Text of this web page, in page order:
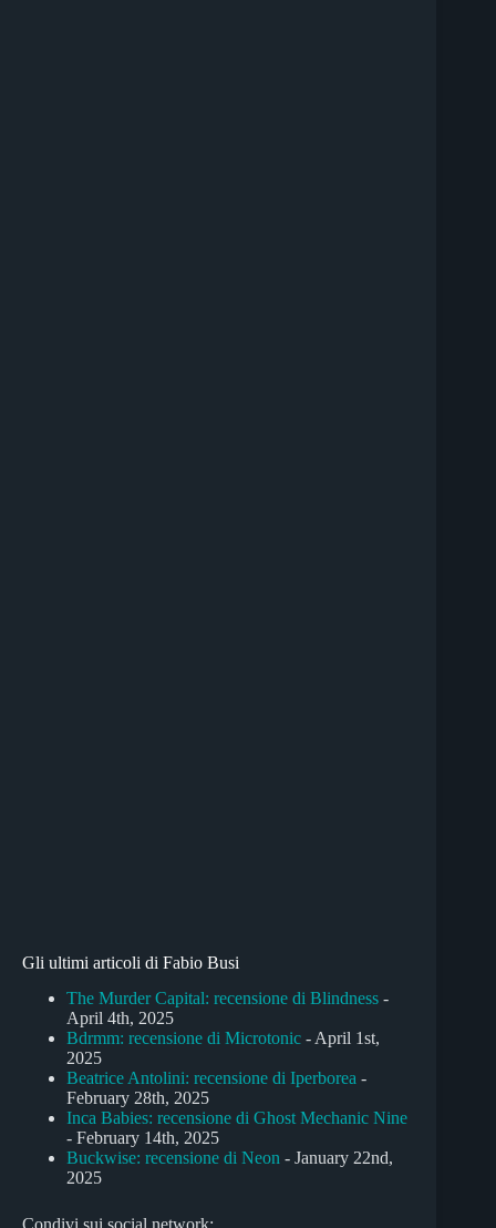
Gli ultimi articoli di Fabio Busi
The Murder Capital: recensione di Blindness -
April 4th, 2025
Bdrmm: recensione di Microtonic - April 1st,
2025
Beatrice Antolini: recensione di Iperborea -
February 28th, 2025
Inca Babies: recensione di Ghost Mechanic Nine
- February 14th, 2025
Buckwise: recensione di Neon - January 22nd,
2025